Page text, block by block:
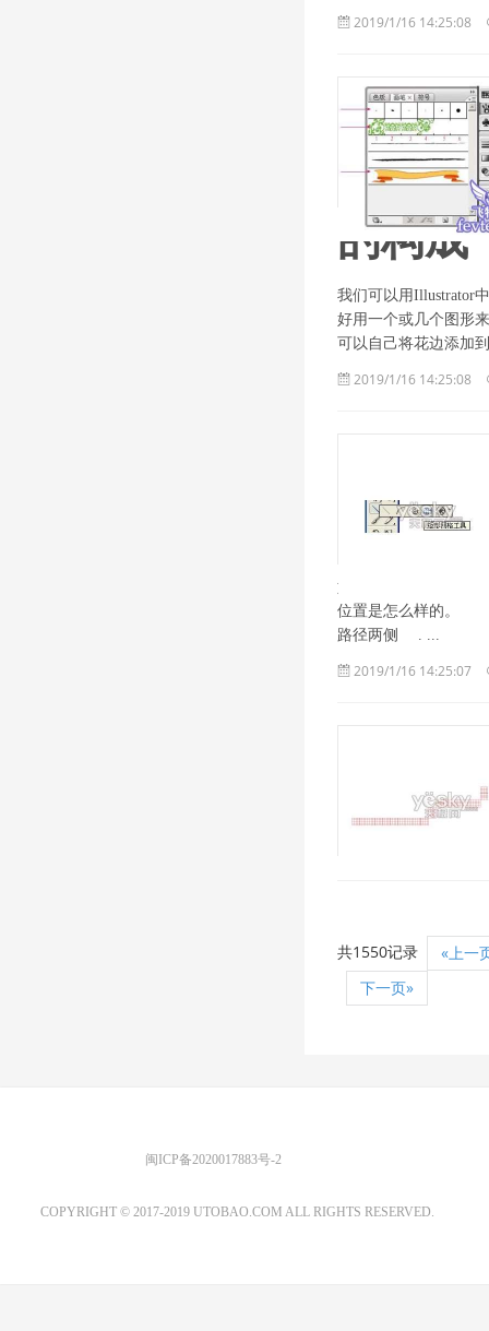
2019/1/16 14:25:08
的构成
我们可以用Illustrator
好用一个或几个图形
可以自己将花边添加
2019/1/16 14:25:08
如何创建笔刷 现在
位置是怎么样的。
路径两侧 . ...
2019/1/16 14:25:07
共1550记录
«上一
下一页»
闽ICP备2020017883号-2
COPYRIGHT © 2017-2019 UTOBAO.COM ALL RIGHTS RESERVED.